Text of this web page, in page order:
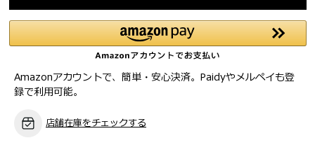
Amazonアカウントで、簡単・安心決済。Paidyやメルペイも登
録で利用可能。
店舗在庫をチェックする